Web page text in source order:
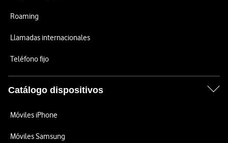
Roaming
Llamadas internacionales
Teléfono fijo
Catálogo dispositivos
Móviles iPhone
Móviles Samsung